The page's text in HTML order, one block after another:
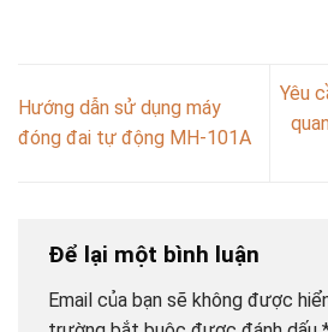
Hướng dẫn sử dụng máy
đóng đai tự động MH-101A
Yêu
Để lại một bình luận
Email của bạn sẽ không được